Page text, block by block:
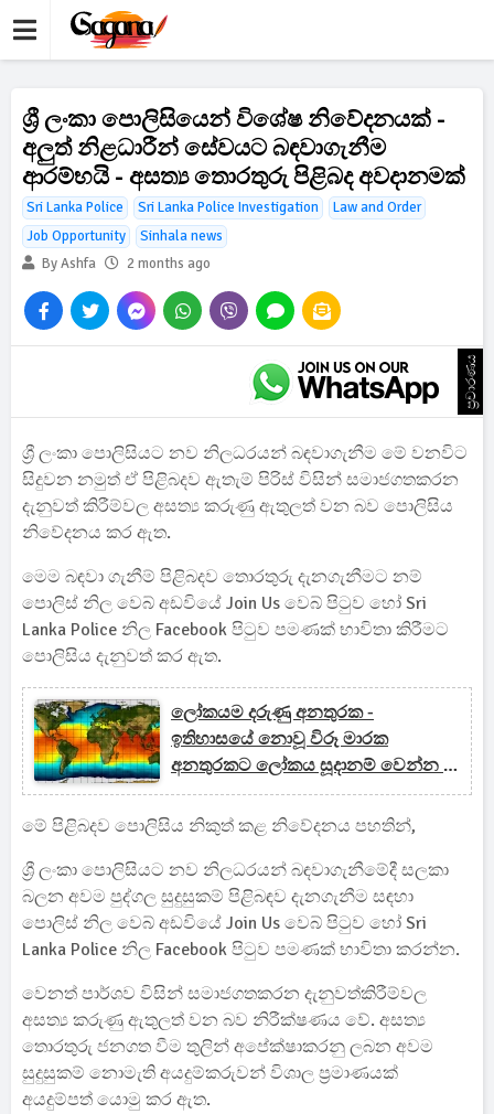
ශ්‍රී ලංකා පොලිසියෙන් විශේෂ නිවේදනයක් -
අලුත් නිළධාරීන් සේවයට බඳවාගැනීම
ආරම්භයි - අසත්‍ය තොරතුරු පිළිබද අවදානමක්
Sri Lanka Police Sri Lanka Police Investigation
Law and Order
Job Opportunity
Sinhala news
By Ashfa
2 months ago
ප්‍රචාරණය
ශ්‍රී ලංකා පොලිසියට නව නිලධරයන් බඳවාගැනීම මේ වනවිට
සිදුවන නමුත් ඒ පිළිබදව ඇතැම් පිරිස් විසින් සමාජගතකරන
දැනුවත් කිරීම්වල අසත්‍ය කරුණු ඇතුලත් වන බව පොලිසිය
නිවේදනය කර ඇත.
මෙම බඳවා ගැනීම් පිළිබදව තොරතුරු දැනගැනීමට නම්
පොලිස් නිල වෙබ් අඩවියේ Join Us වෙබ් පිටුව හෝ Sri
Lanka Police නිල Facebook පිටුව පමණක් භාවිතා කිරීමට
පොලිසිය දැනුවත් කර ඇත.
ලෝකයම දරුණු අනතුරක -
ඉතිහාසයේ නොවූ විරූ මාරක
අනතුරකට ලෝකය සූදානම් වෙන්න -
ලෝක කාලගුණ විද්‍යා සංවිධානය
මේ පිළිබදව පොලිසිය නිකුත් කළ නිවේදනය පහතින්,
ශ්‍රී ලංකා පොලිසියට නව නිලධරයන් බඳවාගැනීමේදී සලකා
බලන අවම පුද්ගල සුදුසුකම් පිළිබඳව දැනගැනීම සඳහා
පොලිස් නිල වෙබ් අඩවියේ Join Us වෙබ් පිටුව හෝ Sri
Lanka Police නිල Facebook පිටුව පමණක් භාවිතා කරන්න.
වෙනත් පාර්ශව විසින් සමාජගතකරන දැනුවත්කිරීම්වල
අසත්‍ය කරුණු ඇතුලත් වන බව නිරීක්ෂණය වේ. අසත්‍ය
තොරතුරු ජනගත වීම තුලින් අපේක්ෂාකරනු ලබන අවම
සුදුසුකම් නොමැති අයදුම්කරුවන් විශාල ප්‍රමාණයක්
අයදුම්පත් යොමු කර ඇත.